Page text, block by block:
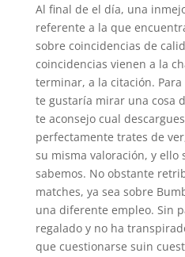
Al final de el día, una
referente a la que
sobre coincidencias de
coincidencias vienen a la
terminar, a la citación.
te gustaría mirar una cosa
te aconsejo cual
perfectamente trates de
su misma valoración, y ello
sabemos. No obstante
matches, ya sea sobre
una diferente empleo. Sin
regalado y no ha
que cuestionarse suin